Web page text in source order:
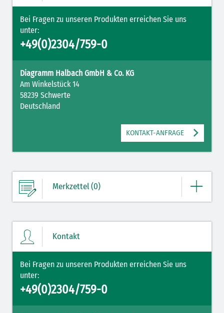
Bei Fragen zu unseren Produkten erreichen Sie uns
unter:
+49(0)2304/759-0
Diagramm Halbach GmbH & Co. KG
Am Winkelstück 14
58239 Schwerte
Deutschland
KONTAKT-ANFRAGE
Merkzettel (0)
Kontakt
Bei Fragen zu unseren Produkten erreichen Sie uns
unter:
+49(0)2304/759-0